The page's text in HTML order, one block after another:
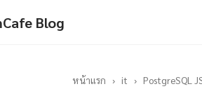
Blog
หน้าแรก › it › PostgreSQL